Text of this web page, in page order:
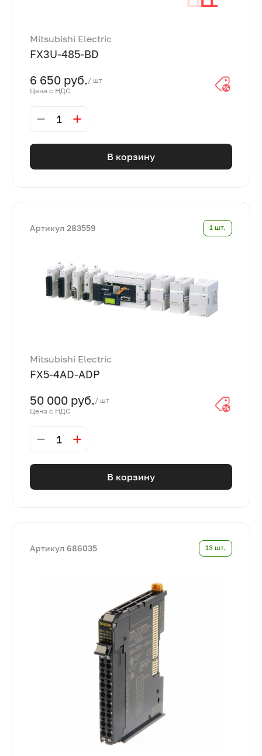
Mitsubishi Electric
FX3U-485-BD
6 650 руб./ шт
Цена с НДС
1
В корзину
Артикул 283559 1 шт.
Mitsubishi Electric
FX5-4AD-ADP
50 000 руб./ шт
Цена с НДС
1
В корзину
Артикул 686035 13 шт.